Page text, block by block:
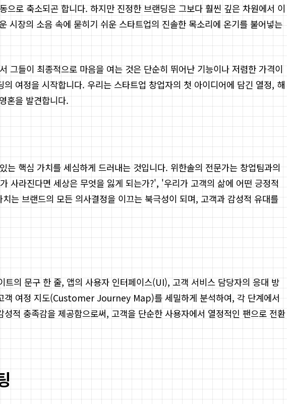
으로 축소되곤 합니다. 하지만 진정한 브랜딩은 그보다 훨씬 깊은 차원에서 이
장의 소음 속에 묻히기 쉬운 스타트업의 진솔한 목소리에 온기를 불어넣는
그들이 최종적으로 마음을 여는 것은 단순히 뛰어난 기능이나 저렴한 가격이
여정을 시작합니다. 우리는 스타트업 창업자의 첫 아이디어에 담긴 열정, 해
혼을 발견합니다.
핵심 가치를 세심하게 드러내는 것입니다. 위한솔의 전문가는 창업팀과의
사라진다면 세상은 무엇을 잃게 되는가?', '우리가 고객의 삶에 어떤 긍정적
는 브랜드의 모든 의사결정을 이끄는 북극성이 되며, 고객과 감성적 유대를
의 문구 한 줄, 앱의 사용자 인터페이스(UI), 고객 서비스 담당자의 응대 방
객 여정 지도(Customer Journey Map)를 세밀하게 분석하여, 각 단계에서
적 충족감을 제공함으로써, 고객을 단순한 사용자에서 열정적인 팬으로 전환